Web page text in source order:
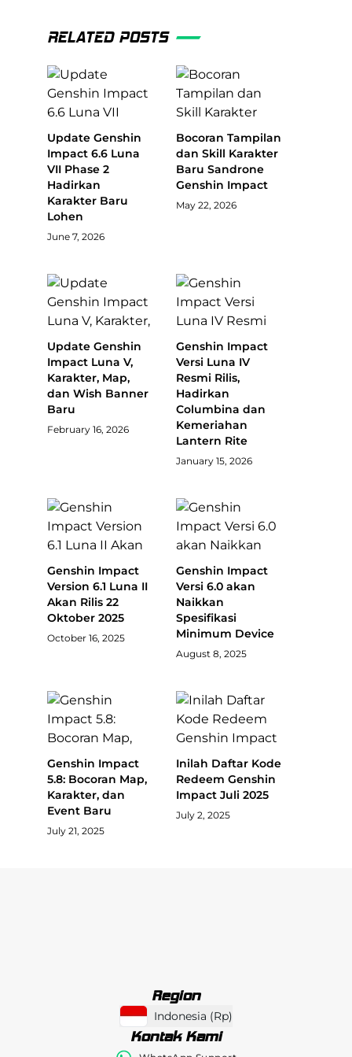
RELATED POSTS
Update Genshin
Impact 6.6 Luna
VII Phase 2
Hadirkan
Karakter Baru
Lohen
June 7, 2026
Bocoran Tampilan
dan Skill Karakter
Baru Sandrone
Genshin Impact
May 22, 2026
Update Genshin
Impact Luna V,
Karakter, Map,
dan Wish Banner
Baru
February 16, 2026
Genshin Impact
Versi Luna IV
Resmi Rilis,
Hadirkan
Columbina dan
Kemeriahan
Lantern Rite
January 15, 2026
Genshin Impact
Version 6.1 Luna II
Akan Rilis 22
Oktober 2025
October 16, 2025
Genshin Impact
Versi 6.0 akan
Naikkan
Spesifikasi
Minimum Device
August 8, 2025
Genshin Impact
5.8: Bocoran Map,
Karakter, dan
Event Baru
July 21, 2025
Inilah Daftar Kode
Redeem Genshin
Impact Juli 2025
July 2, 2025
Region
Indonesia (Rp)
Kontak Kami